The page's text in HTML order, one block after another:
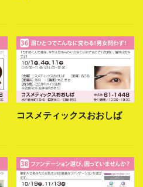
コスメティックスおおしば